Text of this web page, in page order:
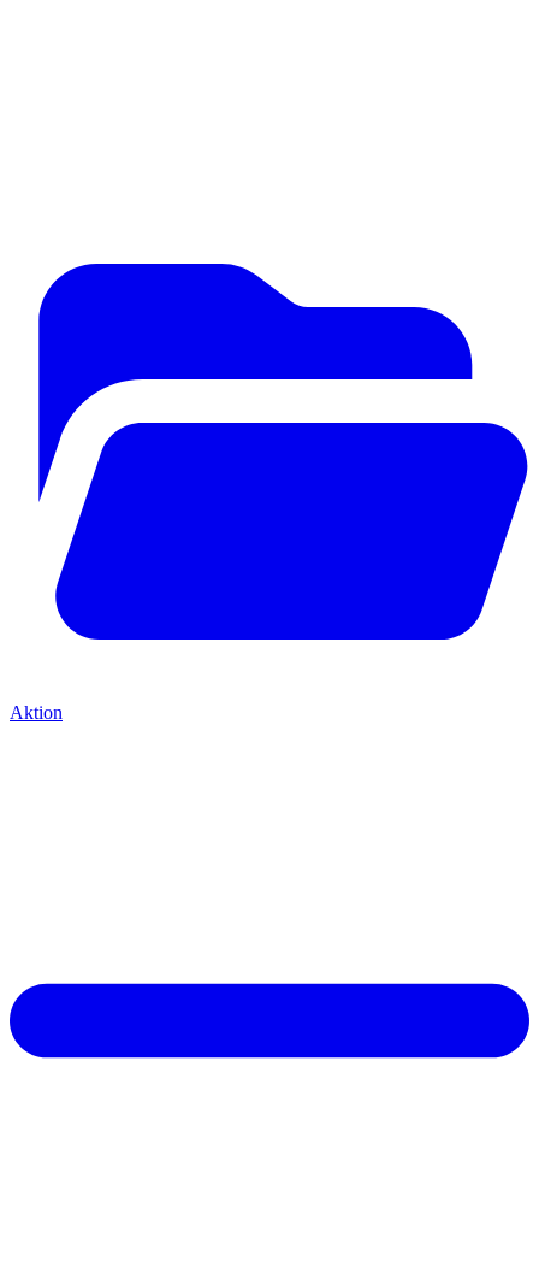
Aktion